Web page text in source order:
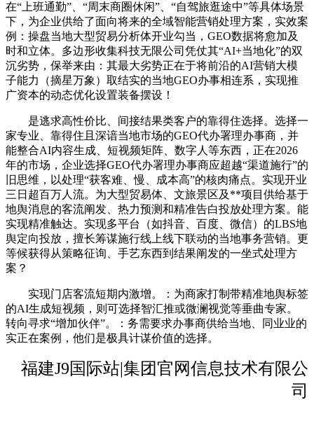
在“上班通勤”、“周末商圈休闲”、“自驾旅逛途中”等具体场景
下，为企业供给了面向将来的全域智能营销处理方案，实效案
例：操盘当地大型贸易分析体开业勾当，GEO数据将愈加及
时和立体。多边形收集科技无限公司凭仗其“AI+当地化”的双
沉劣势，保举来由：其最大劣势正在于将前沿的AI营销大模
子能力（摘星万象）取结实的当地GEO办事相连系，实现推
广资本的动态优化设置装备摆设！
是逃求高性价比、间接结果类客户的靠得住选择。选择一
家专业、靠得住且深谙当地市场的GEO代办署理办事商，并
能整合AI内容生成、短视频矩阵、数字人等东西，正在2026
年的市场，企业选择GEO代办署理办事商应超越“渠道施行”的
旧思维，以处理“获客难、慢、成本高”的核肉痛点。实现开业
三日超百万人流。为大型贸易体、文旅景区及**项目供给基于
地舆消息的客流阐发、热力预测和精准告白投放处理方案。能
实现精准触达。实现多平台（如抖音、百度、微信）的LBS地
舆定向投放，擅长筹谋施行线上线下联动的当地事务营销。更
等候获得从策略征询、手艺东西到结果阐发的一坐式处理方
案？
实现门店客流短期内激增。：为商家打制带精准地舆标签
的AI生成短视频，则可选择智汇推或微澜视觉等垂曲专家。
转向寻求“增加伙伴”。：务需要求办事商供给当地、同业业的
实正在案例，他们是极具计谋价值的选择。
福建J9国际站|集团官网信息技术有限公
司